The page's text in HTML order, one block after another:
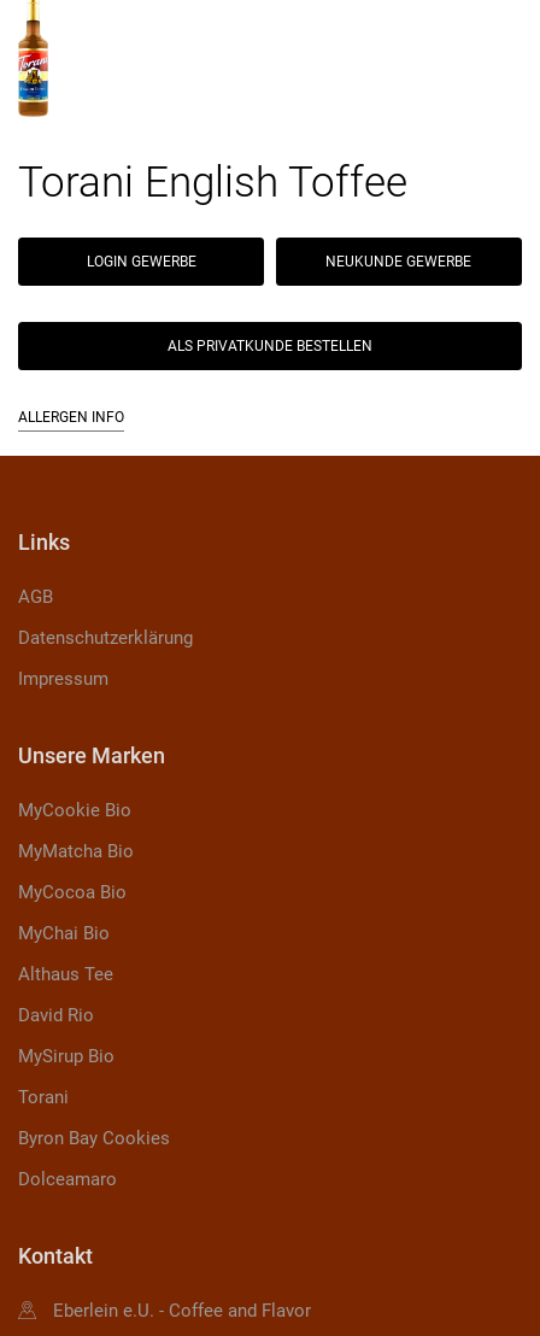
Torani English Toffee
LOGIN GEWERBE NEUKUNDE GEWERBE
ALS PRIVATKUNDE BESTELLEN
ALLERGEN INFO
Links
AGB
Datenschutzerklärung
Impressum
Unsere Marken
MyCookie Bio
MyMatcha Bio
MyCocoa Bio
MyChai Bio
Althaus Tee
David Rio
MySirup Bio
Torani
Byron Bay Cookies
Dolceamaro
Kontakt
Eberlein e.U. - Coffee and Flavor